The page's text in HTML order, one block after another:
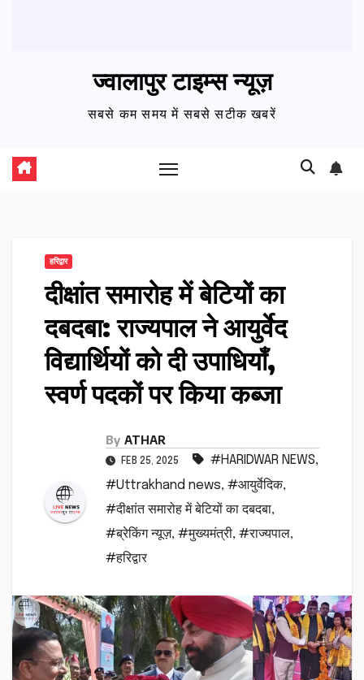
ज्वालापुर टाइम्स न्यूज़
सबसे कम समय में सबसे सटीक खबरें
हरिद्वार
दीक्षांत समारोह में बेटियों का
दबदबा: राज्यपाल ने आयुर्वेद
विद्यार्थियों को दी उपाधियाँ,
स्वर्ण पदकों पर किया कब्जा
By ATHAR
FEB 25, 2025 #HARIDWAR NEWS,
#Uttrakhand news, #आयुर्वेदिक,
#दीक्षांत समारोह में बेटियों का दबदबा,
#ब्रेकिंग न्यूज़, #मुख्यमंत्री, #राज्यपाल,
#हरिद्वार